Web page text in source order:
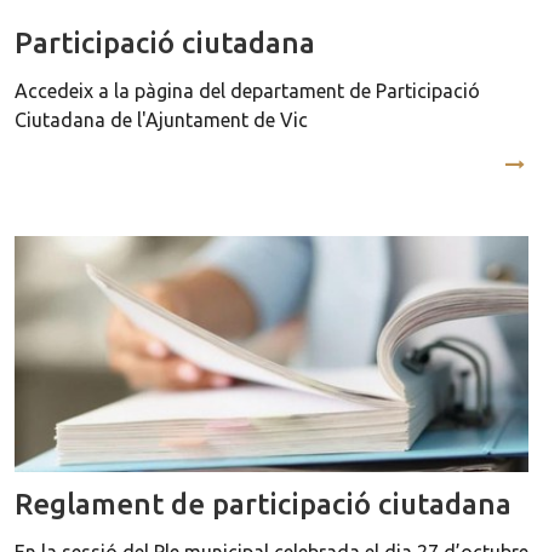
Participació ciutadana
Accedeix a la pàgina del departament de Participació
Ciutadana de l'Ajuntament de Vic
Reglament de participació ciutadana